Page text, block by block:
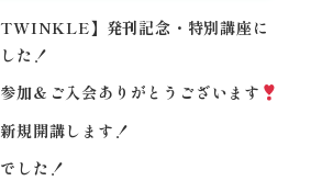
】発刊記念・特別講座に
た！
加＆ご入会ありがとうございます
規開講します！
した！